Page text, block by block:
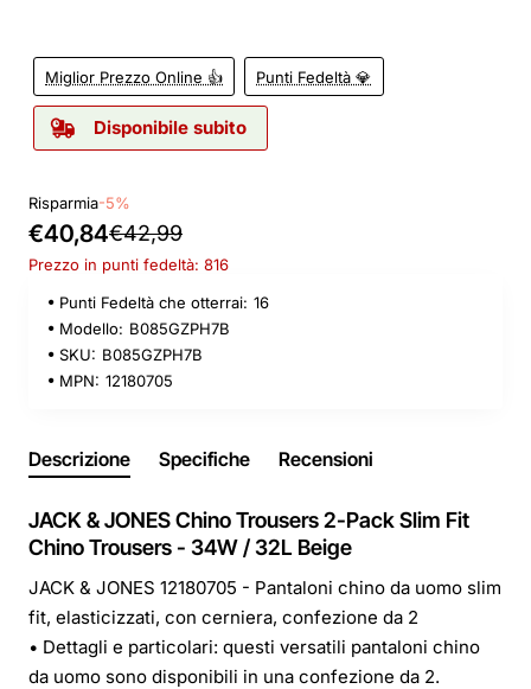
Miglior Prezzo Online 👍 Punti Fedeltà 💎
Disponibile subito
Risparmia-5%
€40,84€42,99
Prezzo in punti fedeltà: 816
Punti Fedeltà che otterrai: 16
Modello: B085GZPH7B
SKU: B085GZPH7B
MPN: 12180705
Descrizione Specifiche Recensioni
JACK & JONES Chino Trousers 2-Pack Slim Fit
Chino Trousers - 34W / 32L Beige
JACK & JONES 12180705 - Pantaloni chino da uomo slim
fit, elasticizzati, con cerniera, confezione da 2
• Dettagli e particolari: questi versatili pantaloni chino
da uomo sono disponibili in una confezione da 2.